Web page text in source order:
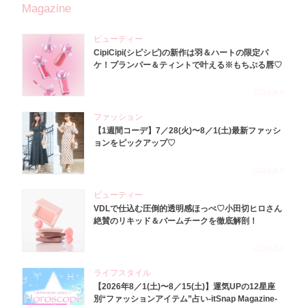
Magazine
ビューティー
CipiCipi(シピシピ)の新作は羽＆ハートの限定パ
ケ！プランパー＆ティントで叶える※もちぷる唇♡
ファッション
【1週間コーデ】7／28(火)〜8／1(土)最新ファッシ
ョンをピックアップ♡
ビューティー
VDLで仕込む圧倒的透明感ほっぺ♡小田切ヒロさん
絶賛のリキッド＆バームチークを徹底解剖！
ライフスタイル
【2026年8／1(土)〜8／15(土)】運気UPの12星座
別“ファッションアイテム”占い-itSnap Magazine-